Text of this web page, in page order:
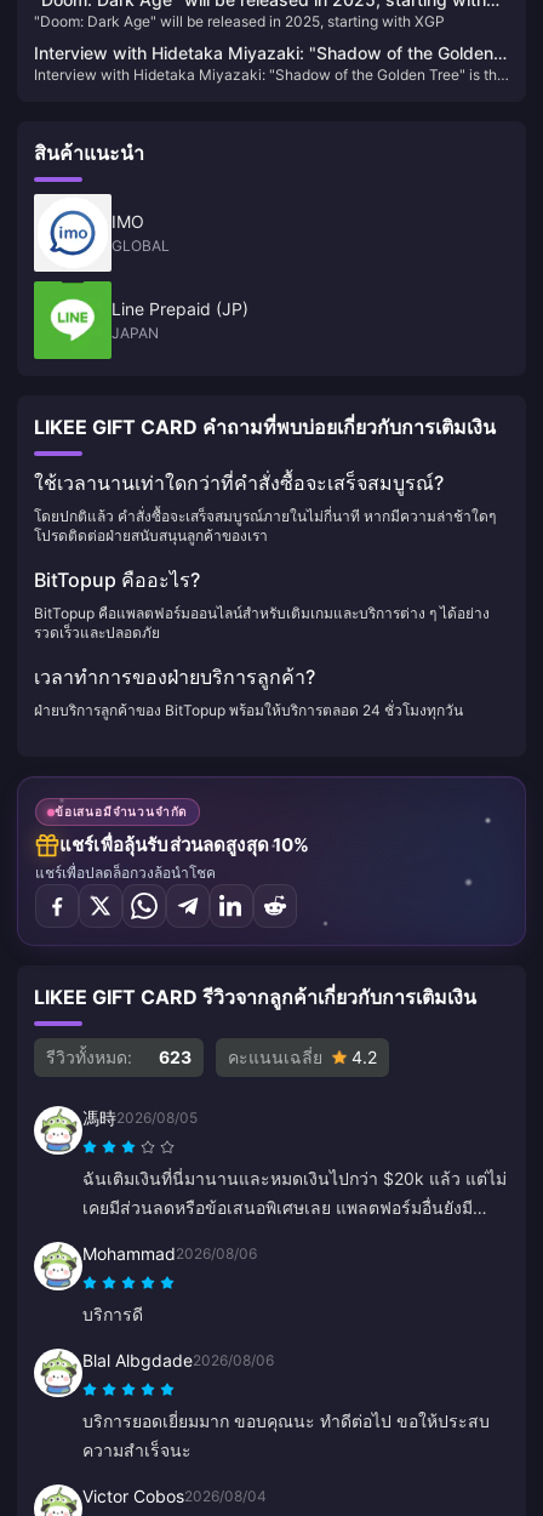
earning creator.
XGP
"Doom: Dark Age" will be released in 2025, starting with XGP
Interview with Hidetaka Miyazaki: "Shadow of the Golden
Tree" is the largest DLC in the past, and the development
Interview with Hidetaka Miyazaki: "Shadow of the Golden Tree" is the
สินค้าแนะนำ
IMO
GLOBAL
Line Prepaid (JP)
JAPAN
LIKEE GIFT CARD คำถามที่พบบ่อยเกี่ยวกับการเติมเงิน
ใช้เวลานานเท่าใดกว่าที่คำสั่งซื้อจะเสร็จสมบูรณ์?
โดยปกติแล้ว คำสั่งซื้อจะเสร็จสมบูรณ์ภายในไม่กี่นาที หากมีความล่าช้าใดๆ
โปรดติดต่อฝ่ายสนับสนุนลูกค้าของเรา
BitTopup คืออะไร?
BitTopup คือแพลตฟอร์มออนไลน์สำหรับเติมเกมและบริการต่าง ๆ ได้อย่าง
รวดเร็วและปลอดภัย
เวลาทำการของฝ่ายบริการลูกค้า?
ฝ่ายบริการลูกค้าของ BitTopup พร้อมให้บริการตลอด 24 ชั่วโมงทุกวัน
ข้อเสนอมีจำนวนจำกัด
แชร์เพื่อลุ้นรับส่วนลดสูงสุด 10%
แชร์เพื่อปลดล็อกวงล้อนำโชค
LIKEE GIFT CARD รีวิวจากลูกค้าเกี่ยวกับการเติมเงิน
รีวิวทั้งหมด: 623 คะแนนเฉลี่ย 4.2
馮時2026/08/05
ฉันเติมเงินที่นี่มานานและหมดเงินไปกว่า $20k แล้ว แต่ไม่
เคยมีส่วนลดหรือข้อเสนอพิเศษเลย แพลตฟอร์มอื่นยังมี
ลูกค้าประจำเลย
Mohammad2026/08/06
บริการดี
Blal Albgdade2026/08/06
บริการยอดเยี่ยมมาก ขอบคุณนะ ทำดีต่อไป ขอให้ประสบ
ความสำเร็จนะ
Victor Cobos2026/08/04